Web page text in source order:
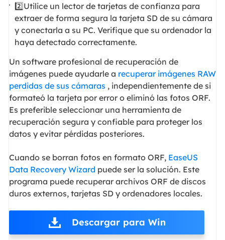
2️⃣Utilice un lector de tarjetas de confianza para
extraer de forma segura la tarjeta SD de su cámara
y conectarla a su PC. Verifique que su ordenador la
haya detectado correctamente.
Un software profesional de recuperación de
imágenes puede ayudarle a recuperar imágenes RAW
perdidas de sus cámaras , independientemente de si
formateó la tarjeta por error o eliminó las fotos ORF.
Es preferible seleccionar una herramienta de
recuperación segura y confiable para proteger los
datos y evitar pérdidas posteriores.
Cuando se borran fotos en formato ORF, EaseUS
Data Recovery Wizard puede ser la solución. Este
programa puede recuperar archivos ORF de discos
duros externos, tarjetas SD y ordenadores locales.
Descargar para Win